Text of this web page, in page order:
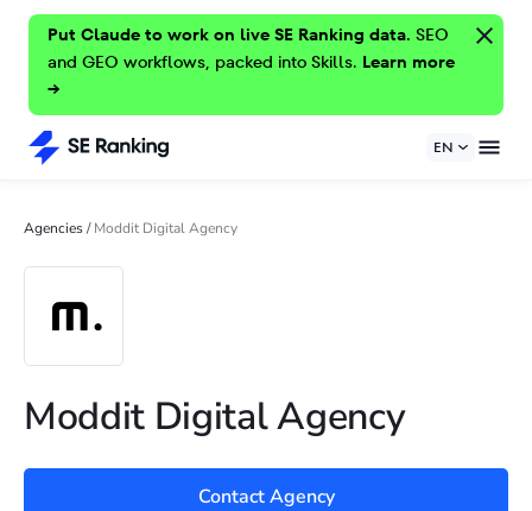
Put Claude to work on live SE Ranking data. SEO
and GEO workflows, packed into Skills. Learn more
→
EN
Agencies/Moddit Digital Agency
Moddit Digital Agency
Contact Agency